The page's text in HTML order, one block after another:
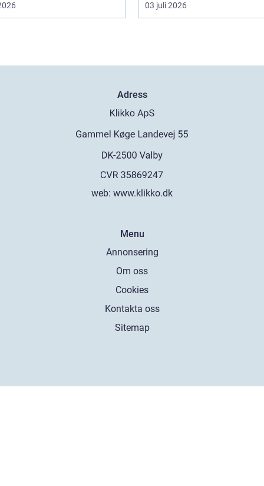
03 juli 2026
Adress
web: www.klikko.dk
Menu
Annonsering
Om oss
Cookies
Kontakta oss
Sitemap